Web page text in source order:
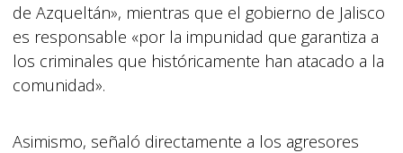
de Azqueltán», mientras que el gobierno de Jalisco
es responsable «por la impunidad que garantiza a
los criminales que históricamente han atacado a la
comunidad».
Asimismo, señaló directamente a los agresores